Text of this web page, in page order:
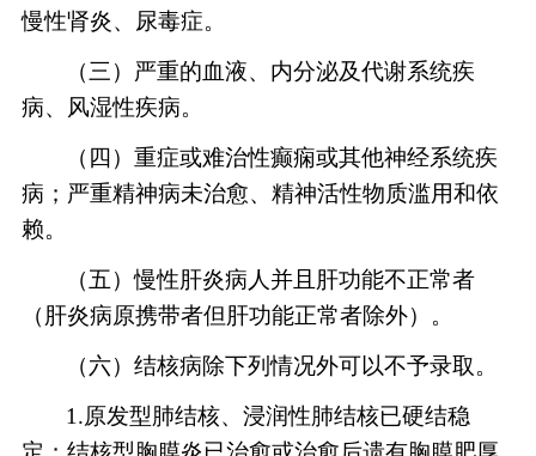
慢性肾炎、尿毒症。
（三）严重的血液、内分泌及代谢系统疾
病、风湿性疾病。
（四）重症或难治性癫痫或其他神经系统疾
病；严重精神病未治愈、精神活性物质滥用和依
赖。
（五）慢性肝炎病人并且肝功能不正常者
（肝炎病原携带者但肝功能正常者除外）。
（六）结核病除下列情况外可以不予录取。
1.原发型肺结核、浸润性肺结核已硬结稳